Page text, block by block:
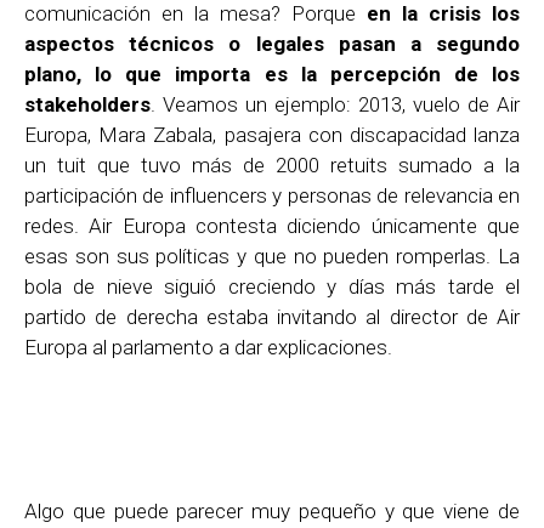
comunicación en la mesa? Porque en la crisis los
aspectos técnicos o legales pasan a segundo
plano, lo que importa es la percepción de los
stakeholders. Veamos un ejemplo: 2013, vuelo de Air
Europa, Mara Zabala, pasajera con discapacidad lanza
un tuit que tuvo más de 2000 retuits sumado a la
participación de influencers y personas de relevancia en
redes. Air Europa contesta diciendo únicamente que
esas son sus políticas y que no pueden romperlas. La
bola de nieve siguió creciendo y días más tarde el
partido de derecha estaba invitando al director de Air
Europa al parlamento a dar explicaciones.
Algo que puede parecer muy pequeño y que viene de